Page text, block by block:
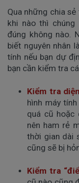
Qua những chia
khi nào thì
đúng không nào.
biết nguyên nhân
tính nếu bạn dự
bạn cần kiểm tra
Kiểm tra
hình máy
quá cũ hoặc
nên ham rẻ
thời gian dài
cũng sẽ bị
Kiểm tra